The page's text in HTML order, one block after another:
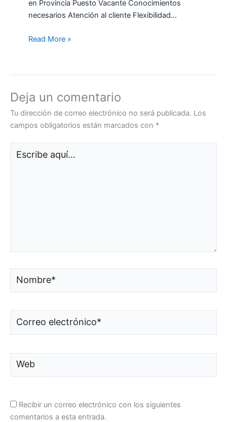
en Provincia Puesto Vacante Conocimientos
necesarios Atención al cliente Flexibilidad…
Read More »
Deja un comentario
Tu dirección de correo electrónico no será publicada. Los
campos obligatorios están marcados con *
aquí...
Correo
electrónico*
Recibir un correo electrónico con los siguientes
comentarios a esta entrada.